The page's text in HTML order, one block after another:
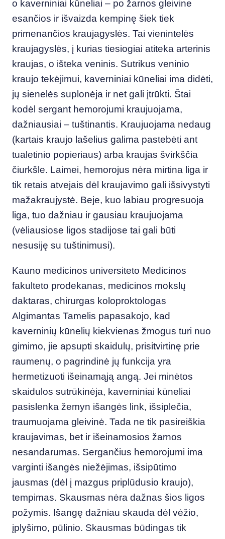
o kaverniniai kūneliai – po žarnos gleivine
esančios ir išvaizda kempinę šiek tiek
primenančios kraujagyslės. Tai vienintelės
kraujagyslės, į kurias tiesiogiai atiteka arterinis
kraujas, o išteka veninis. Sutrikus veninio
kraujo tekėjimui, kaverniniai kūneliai ima didėti,
jų sienelės suplonėja ir net gali įtrūkti. Štai
kodėl sergant hemorojumi kraujuojama,
dažniausiai – tuštinantis. Kraujuojama nedaug
(kartais kraujo lašelius galima pastebėti ant
tualetinio popieriaus) arba kraujas švirkščia
čiurkšle. Laimei, hemorojus nėra mirtina liga ir
tik retais atvejais dėl kraujavimo gali išsivystyti
mažakraujystė. Beje, kuo labiau progresuoja
liga, tuo dažniau ir gausiau kraujuojama
(vėliausiose ligos stadijose tai gali būti
nesusiję su tuštinimusi).
Kauno medicinos universiteto Medicinos
fakulteto prodekanas, medicinos mokslų
daktaras, chirurgas koloproktologas
Algimantas Tamelis papasakojo, kad
kaverninių kūnelių kiekvienas žmogus turi nuo
gimimo, jie apsupti skaidulų, prisitvirtinę prie
raumenų, o pagrindinė jų funkcija yra
hermetizuoti išeinamąją angą. Jei minėtos
skaidulos sutrūkinėja, kaverniniai kūneliai
pasislenka žemyn išangės link, išsiplečia,
traumuojama gleivinė. Tada ne tik pasireiškia
kraujavimas, bet ir išeinamosios žarnos
nesandarumas. Sergančius hemorojumi ima
varginti išangės niežėjimas, išsipūtimo
jausmas (dėl į mazgus priplūdusio kraujo),
tempimas. Skausmas nėra dažnas šios ligos
požymis. Išangę dažniau skauda dėl vėžio,
įplyšimo, pūlinio. Skausmas būdingas tik